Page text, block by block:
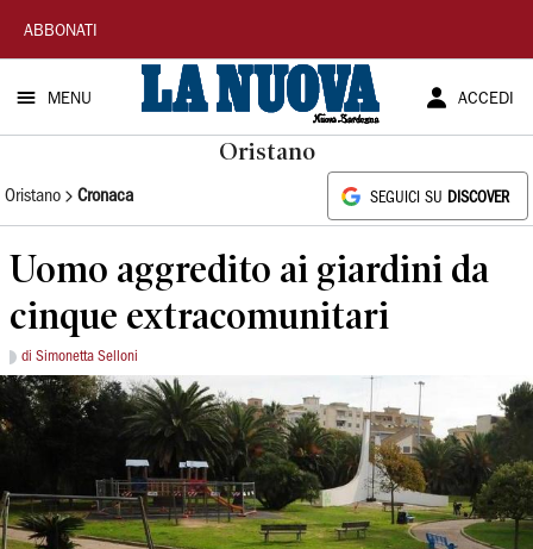
La
Nuova
Sardegna
ABBONATI
MENU ACCEDI
Oristano
Oristano Cronaca SEGUICI SU DISCOVER
Uomo aggredito ai giardini da
cinque extracomunitari
di Simonetta Selloni